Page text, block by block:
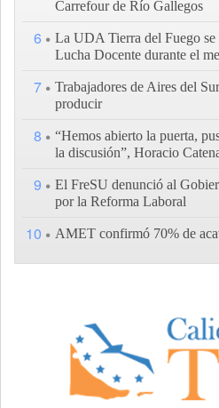
Carrefour de Río Gallegos
6
La UDA Tierra del Fuego
Lucha Docente durante el
7
Trabajadores de Aires del
producir
8
“Hemos abierto la puerta,
la discusión”, Horacio
9
El FreSU denunció al
por la Reforma Laboral
10 AMET confirmó 70% de